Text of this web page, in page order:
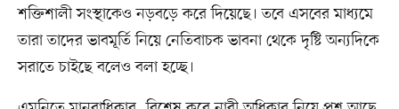
শক্তিশালী সংস্থাকেও নড়বড়ে করে দিয়েছে। তবে এসবের মাধ্যমে
তারা তাদের ভাবমূর্তি নিয়ে নেতিবাচক ভাবনা থেকে দৃষ্টি অন্যদিকে
সরাতে চাইছে বলেও বলা হচ্ছে।